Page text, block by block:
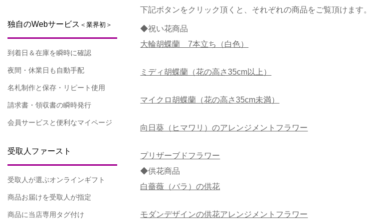
下記ボタンをクリック頂くと、それぞれの商品をご覧頂けます。
◆祝い花商品
大輪胡蝶蘭 7本立ち（白色）
ミディ胡蝶蘭（花の高さ35cm以上）
マイクロ胡蝶蘭（花の高さ35cm未満）
向日葵（ヒマワリ）のアレンジメントフラワー
プリザーブドフラワー
◆供花商品
白薔薇（バラ）の供花
モダンデザインの供花アレンジメントフラワー
独自のWebサービス ＜業界初＞
到着日＆在庫を瞬時に確認
夜間・休業日も自動手配
名札制作と保存・リピート使用
請求書・領収書の瞬時発行
会員サービスと便利なマイページ
受取人ファースト
受取人が選ぶオンラインギフト
商品お届けを受取人が指定
商品に当店専用タグ付け